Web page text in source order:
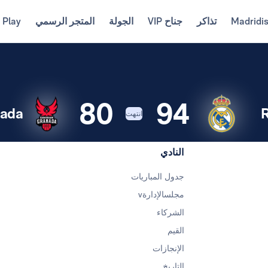
تذاكر جناح VIP الجولة المتجر الرسمي Play
94
80 انتهت
النادي
جدول المباريات
مجلسالإدارةv
الشركاء
القيم
الإنجازات